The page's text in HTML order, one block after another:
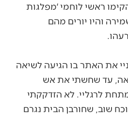
ראשי לוחמי ׳מפלגות
והיו יורים מהם
את האתר בו הגיעה לשיאה
עד שחשתי את אש
לרגליי. לא הזדקקתי
שוב, שחורבן הבית נגרם